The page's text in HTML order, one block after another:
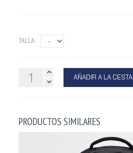
TALLA:
AÑADIR A LA CESTA
PRODUCTOS SIMILARES